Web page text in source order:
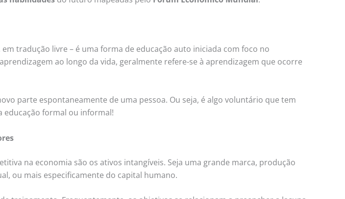
tradução livre – é uma forma de educação auto iniciada com foco no
ao longo da vida, geralmente refere-se à aprendizagem que ocorre
parte espontaneamente de uma pessoa. Ou seja, é algo voluntário que tem
educação formal ou informal!
na economia são os ativos intangíveis. Seja uma grande marca, produção
ou mais especificamente do capital humano.